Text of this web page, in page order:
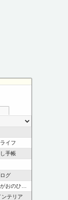
イフ
手帳
グ
のひろば
テリア